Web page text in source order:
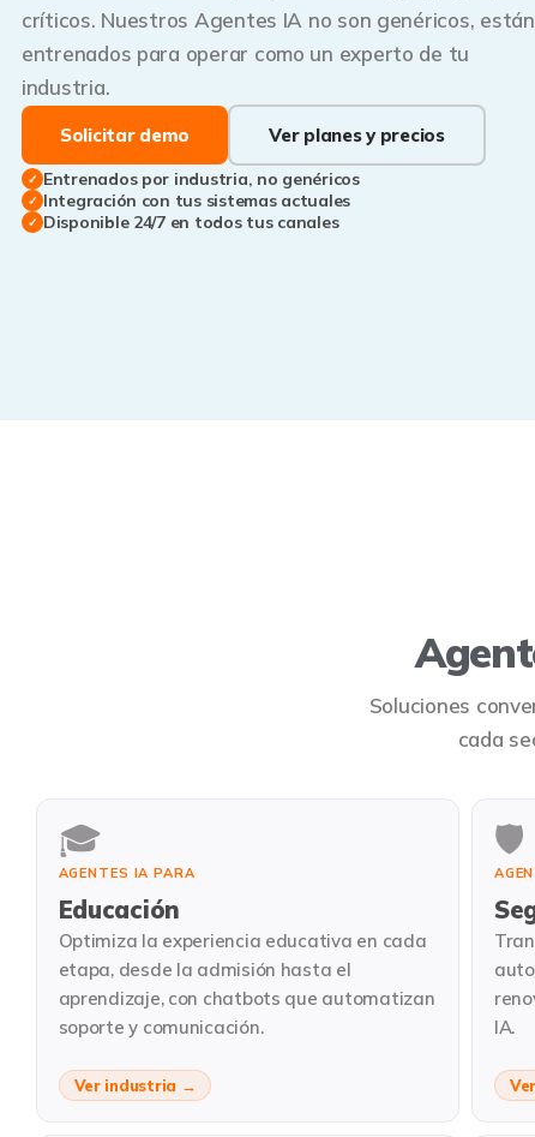
críticos. Nuestros Agentes IA no son genéricos, están
entrenados para operar como un experto de tu
industria.
Solicitar demo Ver planes y precios
✓ Entrenados por industria, no genéricos
✓ Integración con tus sistemas actuales
✓ Disponible 24/7 en todos tus canales
Soluciones
cada
🎓
AGENTES IA PARA
Educación
Optimiza la experiencia educativa en cada
etapa, desde la admisión hasta el
aprendizaje, con chatbots que automatizan
soporte y comunicación.
Ver industria →
🛡️
IA.